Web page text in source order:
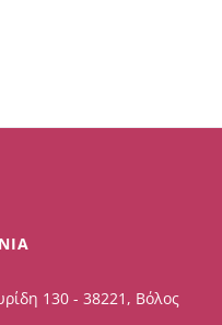
130 - 38221, Βόλος